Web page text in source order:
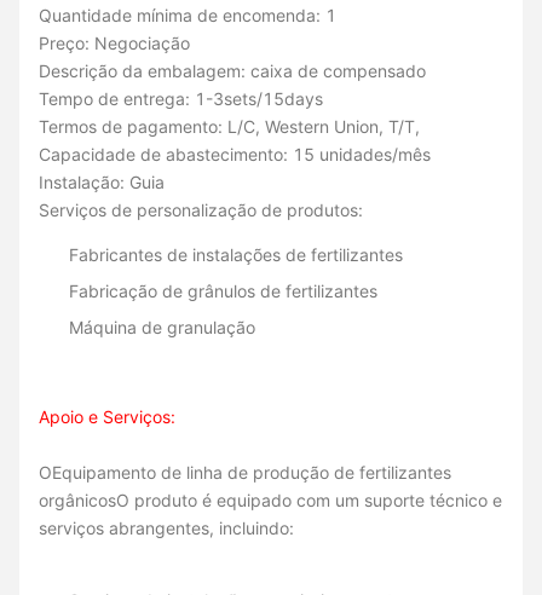
Quantidade mínima de encomenda: 1
Preço: Negociação
Descrição da embalagem: caixa de compensado
Tempo de entrega: 1-3sets/15days
Termos de pagamento: L/C, Western Union, T/T,
Capacidade de abastecimento: 15 unidades/mês
Instalação: Guia
Serviços de personalização de produtos:
Fabricantes de instalações de fertilizantes
Fabricação de grânulos de fertilizantes
Máquina de granulação
Apoio e Serviços:
OEquipamento de linha de produção de fertilizantes
orgânicosO produto é equipado com um suporte técnico e
serviços abrangentes, incluindo: